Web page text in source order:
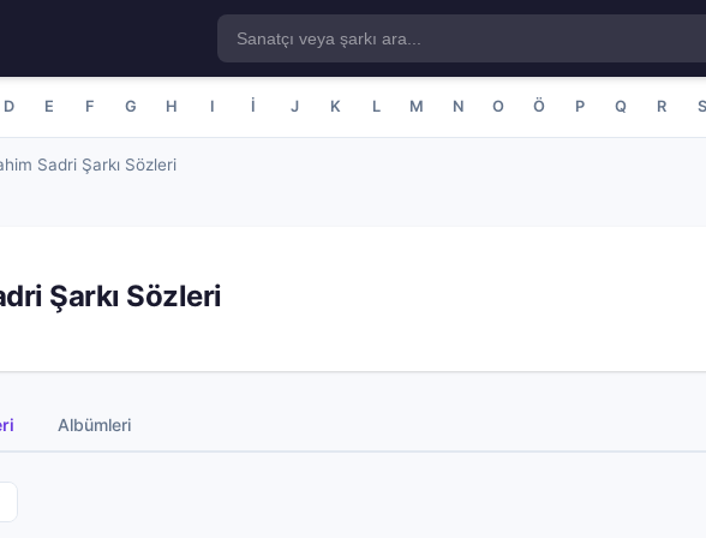
D E F G H I İ J K L M N O Ö P Q R S
Sadri Şarkı Sözleri
Şarkı Sözleri
Albümleri